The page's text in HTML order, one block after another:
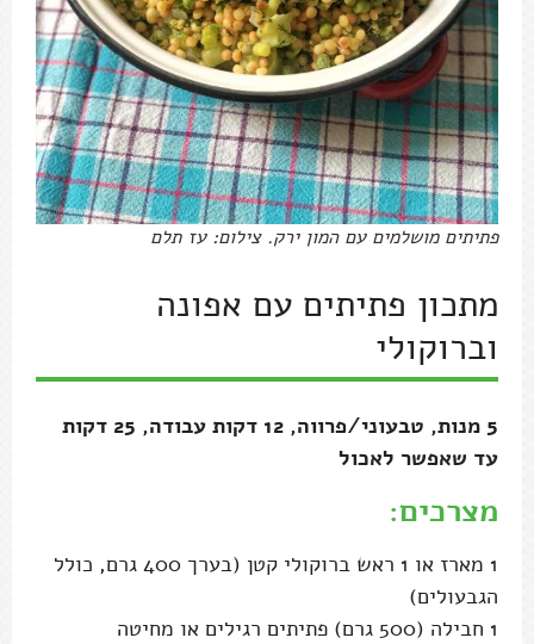
פתיתים מושלמים עם המון ירק. צילום: עז תלם
מתכון פתיתים עם אפונה
וברוקולי
5 מנות, טבעוני/פרווה, 12 דקות עבודה, 25 דקות
עד שאפשר לאכול
מצרכים:
1 מארז או 1 ראש ברוקולי קטן (בערך 400 גרם, כולל
הגבעולים)
1 חבילה (500 גרם) פתיתים רגילים או מחיטה